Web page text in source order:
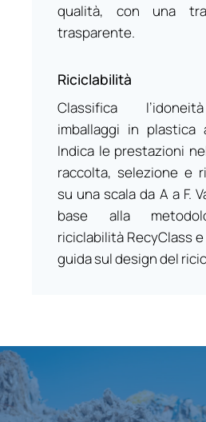
qualità, con una
trasparente.
Riciclabilità
Classifica
imballaggi in plastica
Indica le prestazioni
raccolta, selezione e
su una scala da A a F.
base alla
riciclabilità RecyClass
guida sul design del